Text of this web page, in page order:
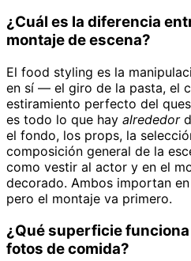
¿Cuál es la diferencia
montaje de escena?
El food styling es la
en sí — el giro de la pasta, el
estiramiento perfecto del
es todo lo que hay alrededor
el fondo, los props, la
composición general de la
como vestir al actor y en el
decorado. Ambos importan
pero el montaje va primero.
¿Qué superficie
fotos de comida?